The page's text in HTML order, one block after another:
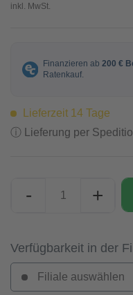
inkl. MwSt.
Lieferzeit 14 Tage
ⓘ Lieferung per
- +
Verfügbarkeit in der
Filiale auswählen